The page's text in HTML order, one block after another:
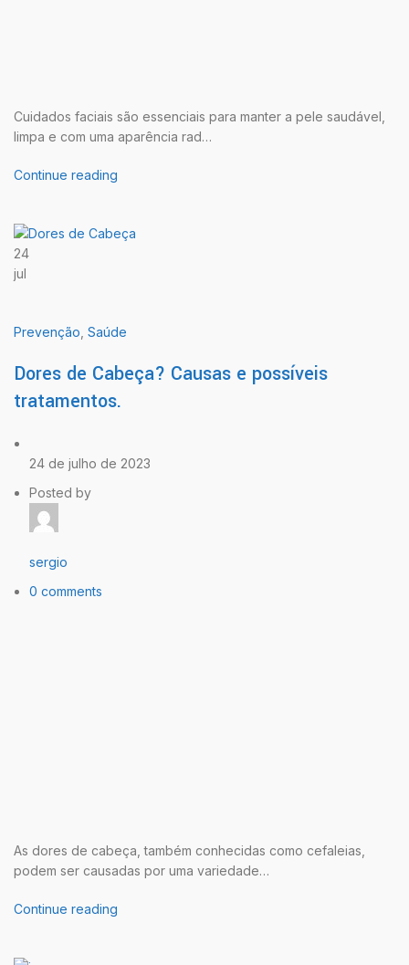
Cuidados faciais são essenciais para manter a pele saudável,
limpa e com uma aparência rad…
Continue reading
24
jul
Prevenção Saúde
Dores de Cabeça? Causas e possíveis
tratamentos.
24 de julho de 2023
Posted by
sergio
0 comments
As dores de cabeça, também conhecidas como cefaleias,
podem ser causadas por uma variedade…
Continue reading